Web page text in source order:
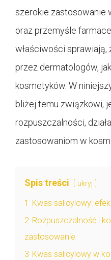
szerokie zastosowanie
oraz przemyśle
właściwości sprawiają,
przez dermatologów,
kosmetyków. W
bliżej temu związkowi,
rozpuszczalności,
zastosowaniom w
Spis treści ukryj
1 Kwas salicylowy:
2 Rozpuszczalność i
zastosowanie
3 Kwas salicylowy w